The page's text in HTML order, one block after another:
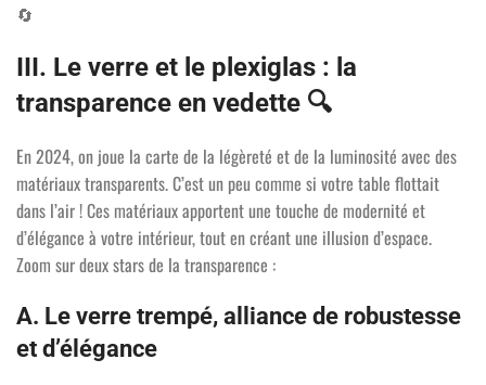
🔄
III. Le verre et le plexiglas : la
transparence en vedette 🔍
En 2024, on joue la carte de la légèreté et de la luminosité avec des
matériaux transparents. C’est un peu comme si votre table flottait
dans l’air ! Ces matériaux apportent une touche de modernité et
d’élégance à votre intérieur, tout en créant une illusion d’espace.
Zoom sur deux stars de la transparence :
A. Le verre trempé, alliance de robustesse
et d’élégance